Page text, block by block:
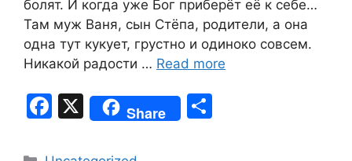
болят. И когда уже Бог приберёт её к себе…
Там муж Ваня, сын Стёпа, родители, а она
одна тут кукует, грустно и одиноко совсем.
Никакой радости … Read more
F
X Share